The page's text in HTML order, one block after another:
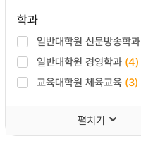
학과
일반대학원 신문방송학과
일반대학원 경영학과 (4)
교육대학원 체육교육 (3)
펼치기